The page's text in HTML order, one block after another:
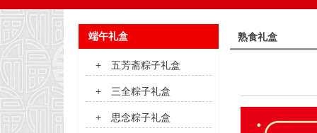
熟食礼盒
端午礼盒
+ 五芳斋粽子礼盒
+ 三全粽子礼盒
+ 思念粽子礼盒